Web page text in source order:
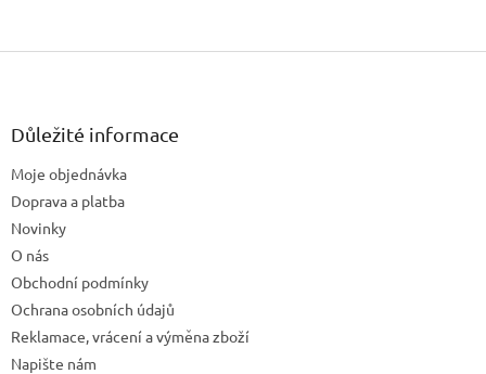
Z
Důležité informace
Moje objednávka
Doprava a platba
Novinky
O nás
Obchodní podmínky
Ochrana osobních údajů
Reklamace, vrácení a výměna zboží
Napište nám